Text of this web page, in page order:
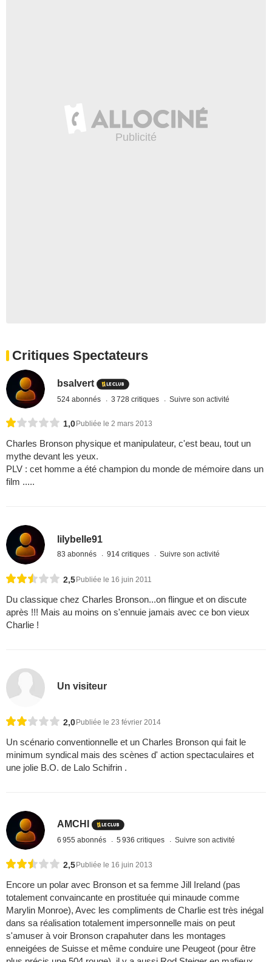
Critiques Spectateurs
bsalvert
524 abonnés 3 728 critiques Suivre son activité
1,0 Publiée le 2 mars 2013
Charles Bronson physique et manipulateur, c'est beau, tout un
mythe devant les yeux.
PLV : cet homme a été champion du monde de mémoire dans un
film .....
lilybelle91
83 abonnés 914 critiques Suivre son activité
2,5Publiée le 16 juin 2011
Du classique chez Charles Bronson...on flingue et on discute
après !!! Mais au moins on s'ennuie jamais avec ce bon vieux
Charlie !
Un visiteur
2,0Publiée le 23 février 2014
Un scénario conventionnelle et un Charles Bronson qui fait le
minimum syndical mais des scènes d' action spectaculaires et
une jolie B.O. de Lalo Schifrin .
AMCHI
6 955 abonnés 5 936 critiques Suivre son activité
2,5 Publiée le 16 juin 2013
Encore un polar avec Bronson et sa femme Jill Ireland (pas
totalement convaincante en prostituée qui minaude comme
Marylin Monroe), Avec les compliments de Charlie est très inégal
dans sa réalisation totalement impersonnelle mais on peut
s'amuser à voir Bronson crapahuter dans les montages
enneigées de Suisse et même conduire une Peugeot (pour être